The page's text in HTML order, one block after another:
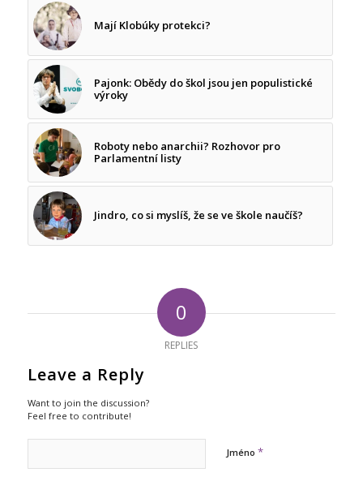
Mají Klobúky protekci?
Pajonk: Obědy do škol jsou jen populistické
výroky
Roboty nebo anarchii? Rozhovor pro
Parlamentní listy
Jindro, co si myslíš, že se ve škole naučíš?
0
REPLIES
Leave a Reply
Want to join the discussion?
Feel free to contribute!
Jméno *